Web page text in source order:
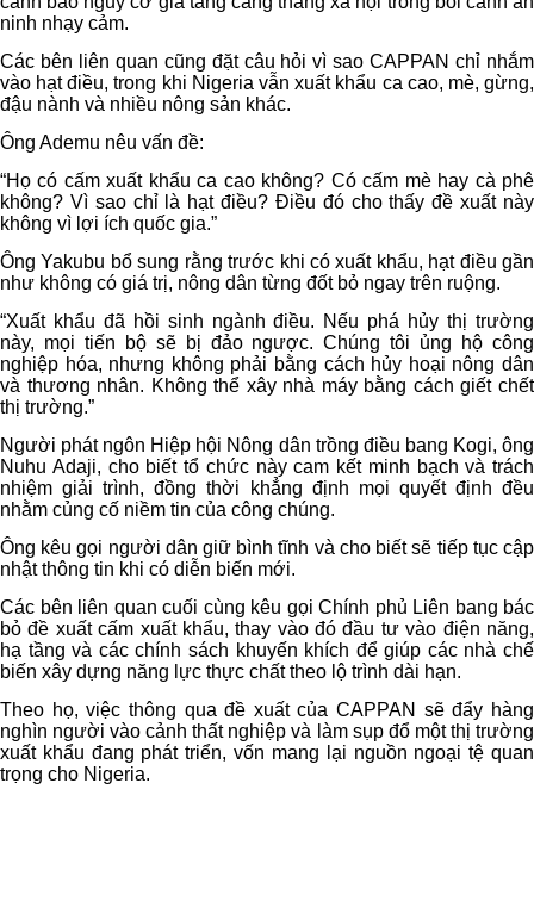
ninh nhạy cảm.
Các bên liên quan cũng đặt câu hỏi vì sao CAPPAN chỉ nhắm
vào hạt điều, trong khi Nigeria vẫn xuất khẩu ca cao, mè, gừng,
đậu nành và nhiều nông sản khác.
Ông Ademu nêu vấn đề:
“Họ có cấm xuất khẩu ca cao không? Có cấm mè hay cà phê
không? Vì sao chỉ là hạt điều? Điều đó cho thấy đề xuất này
không vì lợi ích quốc gia.”
Ông Yakubu bổ sung rằng trước khi có xuất khẩu, hạt điều gần
như không có giá trị, nông dân từng đốt bỏ ngay trên ruộng.
“Xuất khẩu đã hồi sinh ngành điều. Nếu phá hủy thị trường
này, mọi tiến bộ sẽ bị đảo ngược. Chúng tôi ủng hộ công
nghiệp hóa, nhưng không phải bằng cách hủy hoại nông dân
và thương nhân. Không thể xây nhà máy bằng cách giết chết
thị trường.”
Người phát ngôn Hiệp hội Nông dân trồng điều bang Kogi, ông
Nuhu Adaji, cho biết tổ chức này cam kết minh bạch và trách
nhiệm giải trình, đồng thời khẳng định mọi quyết định đều
nhằm củng cố niềm tin của công chúng.
Ông kêu gọi người dân giữ bình tĩnh và cho biết sẽ tiếp tục cập
nhật thông tin khi có diễn biến mới.
Các bên liên quan cuối cùng kêu gọi Chính phủ Liên bang bác
bỏ đề xuất cấm xuất khẩu, thay vào đó đầu tư vào điện năng,
hạ tầng và các chính sách khuyến khích để giúp các nhà chế
biến xây dựng năng lực thực chất theo lộ trình dài hạn.
Theo họ, việc thông qua đề xuất của CAPPAN sẽ đẩy hàng
nghìn người vào cảnh thất nghiệp và làm sụp đổ một thị trường
xuất khẩu đang phát triển, vốn mang lại nguồn ngoại tệ quan
trọng cho Nigeria.